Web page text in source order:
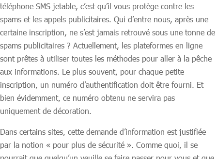
téléphone SMS jetable, c’est qu’il vous protège contre les
spams et les appels publicitaires. Qui d’entre nous, après une
certaine inscription, ne s’est jamais retrouvé sous une tonne de
spams publicitaires ? Actuellement, les plateformes en ligne
sont prêtes à utiliser toutes les méthodes pour aller à la pêche
aux informations. Le plus souvent, pour chaque petite
inscription, un numéro d’authentification doit être fourni. Et
bien évidemment, ce numéro obtenu ne servira pas
uniquement de décoration.
Dans certains sites, cette demande d’information est justifiée
par la notion « pour plus de sécurité ». Comme quoi, il se